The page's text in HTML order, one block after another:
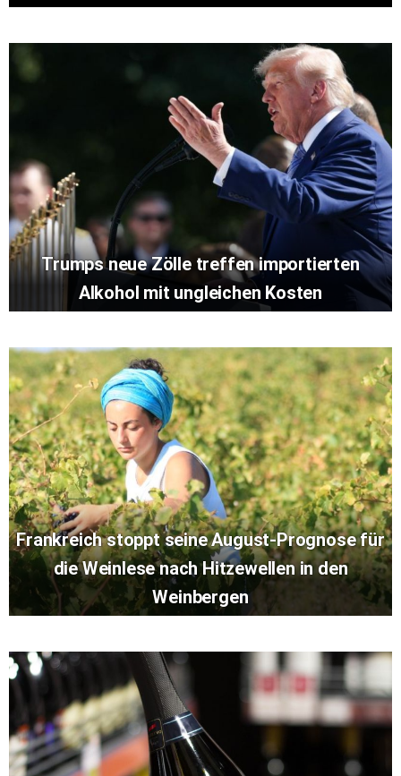
Trumps neue Zölle treffen importierten
Alkohol mit ungleichen Kosten
Frankreich stoppt seine August-Prognose für
die Weinlese nach Hitzewellen in den
Weinbergen